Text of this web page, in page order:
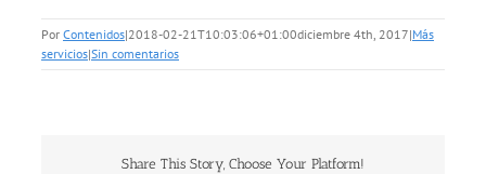
Por Contenidos|2018-02-21T10:03:06+01:00diciembre 4th, 2017|Más
servicios|Sin comentarios
Share This Story, Choose Your Platform!